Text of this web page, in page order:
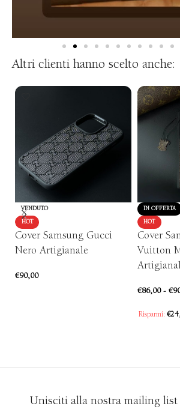
Altri clienti hanno scelto anche:
VENDUTO
HOT
Cover Samsung Gucci
Nero Artigianale
€90,00
IN OFFERTA
HOT
Cover
Vuitton
€86,00 - €
Risparmi: €
Unisciti alla nostra mailing list